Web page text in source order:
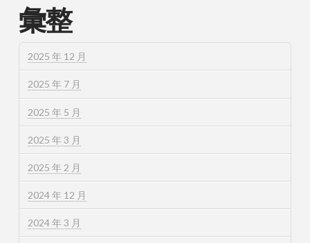
彙整
2025 年 12 月
2025 年 7 月
2025 年 5 月
2025 年 3 月
2025 年 2 月
2024 年 12 月
2024 年 3 月